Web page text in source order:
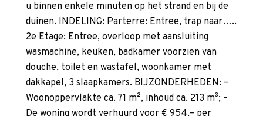
u binnen enkele minuten op het strand en bij de
duinen. INDELING: Parterre: Entree, trap naar…..
2e Etage: Entree, overloop met aansluiting
wasmachine, keuken, badkamer voorzien van
douche, toilet en wastafel, woonkamer met
dakkapel, 3 slaapkamers. BIJZONDERHEDEN: –
Woonoppervlakte ca. 71 m², inhoud ca. 213 m³; –